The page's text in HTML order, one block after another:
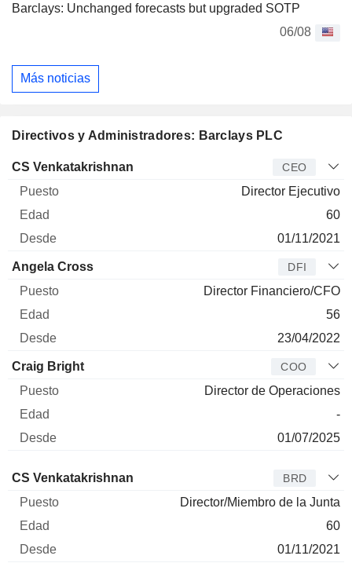
Barclays: Unchanged forecasts but upgraded SOTP
06/08
Más noticias
Directivos y Administradores: Barclays PLC
Director Puesto Edad
CS Venkatakrishnan CEO
Director Ejecutivo
60
01/11/2021
Angela Cross DFI
Director Financiero/CFO
56
23/04/2022
Craig Bright COO
Director de Operaciones
-
01/07/2025
Administrador Puesto
CS Venkatakrishnan BRD
Director/Miembro de la Junta
60
01/11/2021